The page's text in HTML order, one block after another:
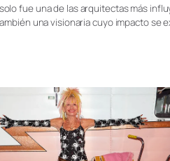
fue una de las arquitectas más
una visionaria cuyo impacto se